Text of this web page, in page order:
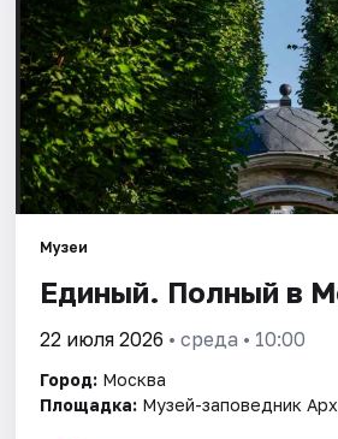
Квесты
Экскурсии
Спорт
События
Города
Площадки
Артисты
Музеи
Единый. Полный в
22 июля 2026 • среда • 10:00
Город: Москва
Площадка: Музей-заповедник